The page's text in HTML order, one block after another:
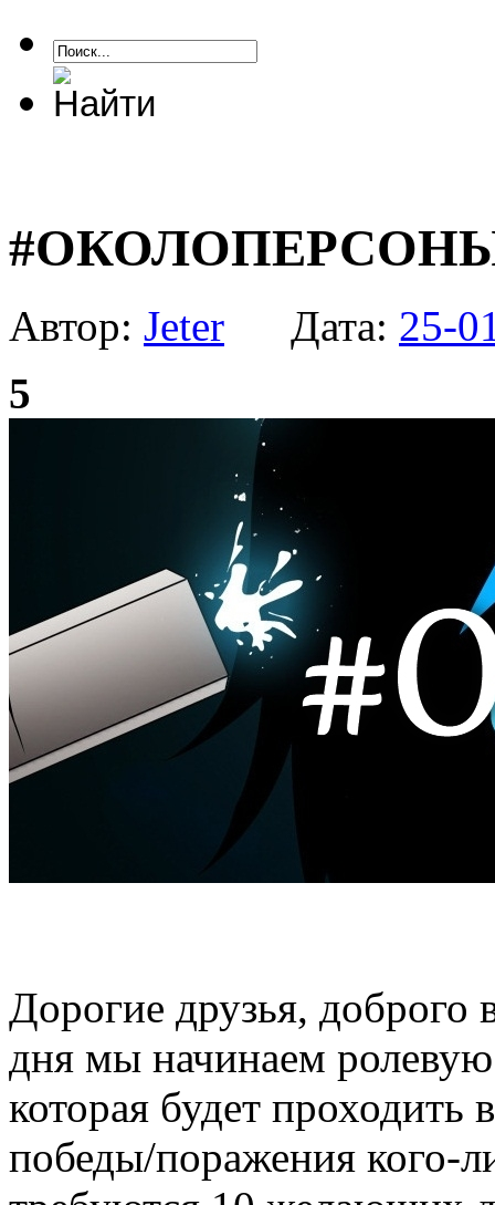
#ОКОЛОПЕРСОНЫ
Автор: Jeter Дата: 25-
5
Дорогие друзья, доброго
дня мы начинаем
которая будет проходить
победы/поражения кого-